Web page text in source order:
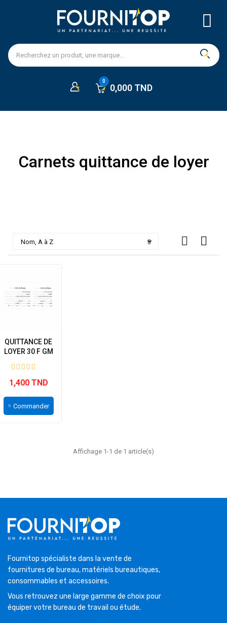
0,000 TND
Carnets quittance de loyer
Nom, A à Z 
QUITTANCE DE
LOYER 30 F GM
1,400 TND
Commander
Affichage 1-1 de 1 article(s)
Fournitop spécialiste dans la vente de
fournitures de bureau, matériels bureautiques,
consommables et accessoires.
Vous retrouvez une large gamme de choix pour
équiper votre bureau de travail ou étude.